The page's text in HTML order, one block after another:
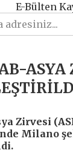
E-Bülten
ASYA
Zirvesi
Milano